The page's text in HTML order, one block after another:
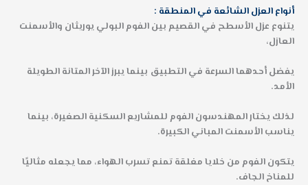
أنواع العزل الشائعة في المنطقة :
يتنوع عزل الأسطح في القصيم بين الفوم البولي يوريثان والأسمنت
العازل،
يفضل أحدهما السرعة في التطبيق بينما يبرز الآخر المتانة الطويلة
الأمد.
لذلك يختار المهندسون الفوم للمشاريع السكنية الصغيرة، بينما
يناسب الأسمنت المباني الكبيرة.
يتكون الفوم من خلايا مغلقة تمنع تسرب الهواء، مما يجعله مثاليًا
للمناخ الجاف.